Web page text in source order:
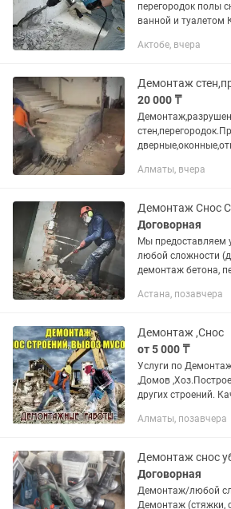
перегородок полы
ванной и туалетом
Демонтаж кафеля
снос...
Актобе, вчера
20 000 ₸
т.д.).Разрушаем
Алматы, вчера
Демонтаж Снос
Договорная
Мы предоставляем
любой сложности
демонтаж бетона,
проемы,
Астана, позавчера
Демонтаж ,Снос
от 5 000 ₸
Услуги по
,Домов
других строений. Качество
Договорные ( Низкие)
маленьких...
Алматы, позавчера
Договорная
Демонтаж/любой
Демонтаж (стяжки,